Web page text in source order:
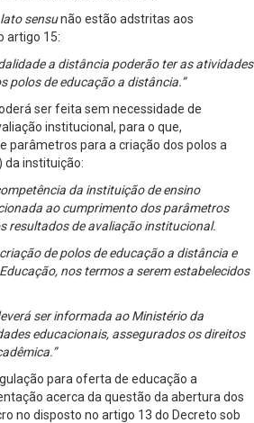
lato sensunão estão adstritas aos
artigo 15:
a distância poderão ter as atividades
polos de educação a distância.”
ser feita sem necessidade de
institucional, para o que,
para a criação dos polos a
da instituição:
da instituição de ensino
ao cumprimento dos parâmetros
resultados de avaliação institucional.
de polos de educação a distância e
nos termos a serem estabelecidos
ser informada ao Ministério da
educacionais, assegurados os direitos
para oferta de educação a
acerca da questão da abertura dos
no disposto no artigo 13 do Decreto sob